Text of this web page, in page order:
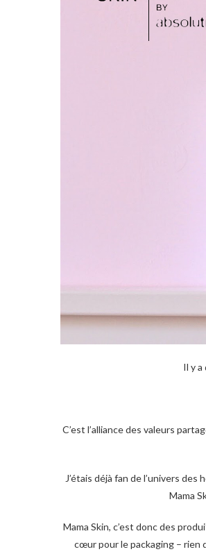
Il y
C’est l’alliance des valeurs
J’étais déjà fan de l’univers
Mama
Mama Skin, c’est donc des
cœur pour le packaging – rien